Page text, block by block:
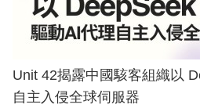
Unit 42揭露中國駭客組織以
自主入侵全球伺服器